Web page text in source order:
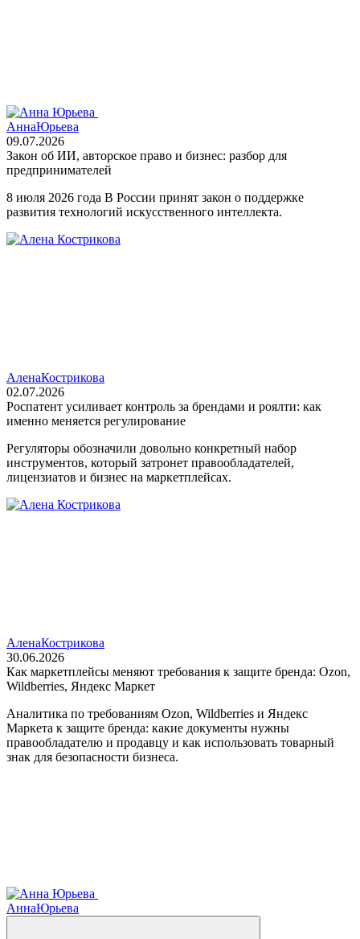
АннаЮрьева
09.07.2026
Закон об ИИ, авторское право и бизнес: разбор для
предпринимателей
8 июля 2026 года В России принят закон о поддержке
развития технологий искусственного интеллекта.
АленаКострикова
02.07.2026
Роспатент усиливает контроль за брендами и роялти: как
именно меняется регулирование
Регуляторы обозначили довольно конкретный набор
инструментов, который затронет правообладателей,
лицензиатов и бизнес на маркетплейсах.
АленаКострикова
30.06.2026
Как маркетплейсы меняют требования к защите бренда: Ozon,
Wildberries, Яндекс Маркет
Аналитика по требованиям Ozon, Wildberries и Яндекс
Маркета к защите бренда: какие документы нужны
правообладателю и продавцу и как использовать товарный
знак для безопасности бизнеса.
АннаЮрьева